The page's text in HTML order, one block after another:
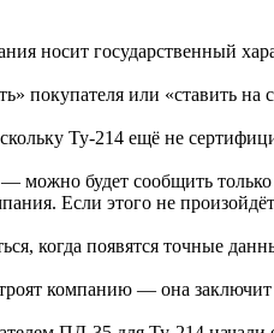
носит государственный
покупателя или «ставить на
Ту-214 ещё не
— можно будет сообщить
Если этого не
когда появятся точные
компанию — она заключит